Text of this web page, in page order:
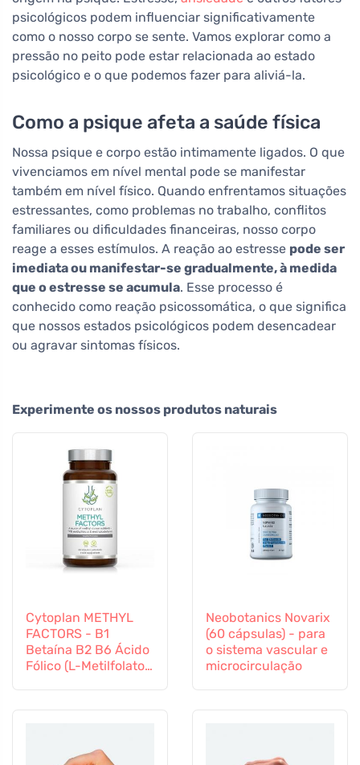
psicológicos podem influenciar significativamente
como o nosso corpo se sente. Vamos explorar como a
pressão no peito pode estar relacionada ao estado
psicológico e o que podemos fazer para aliviá-la.
Como a psique afeta a saúde física
Nossa psique e corpo estão intimamente ligados. O que
vivenciamos em nível mental pode se manifestar
também em nível físico. Quando enfrentamos situações
estressantes, como problemas no trabalho, conflitos
familiares ou dificuldades financeiras, nosso corpo
reage a esses estímulos. A reação ao estresse pode ser
imediata ou manifestar-se gradualmente, à medida
que o estresse se acumula. Esse processo é
conhecido como reação psicossomática, o que significa
que nossos estados psicológicos podem desencadear
ou agravar sintomas físicos.
Experimente os nossos produtos naturais
Cytoplan METHYL
FACTORS - B1
Betaína B2 B6 Ácido
Fólico (L-Metilfolato)
Neobotanics Novarix
(60 cápsulas) - para
o sistema vascular e
microcirculação